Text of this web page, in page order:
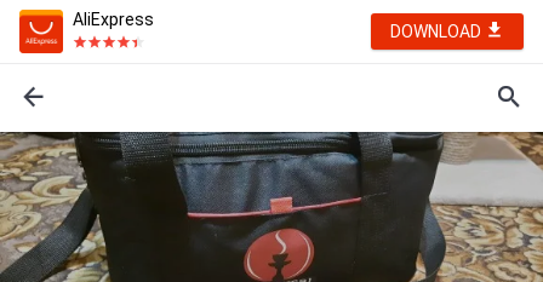
AliExpress
DOWNLOAD